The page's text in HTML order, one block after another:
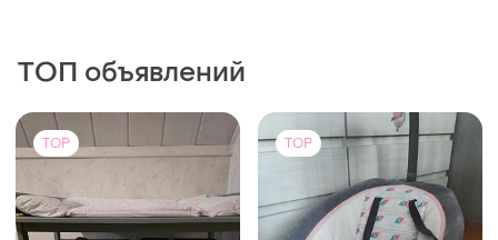
ТОП объявлений
TOP TOP